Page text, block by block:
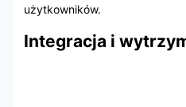
użytkowników.
Integracja i